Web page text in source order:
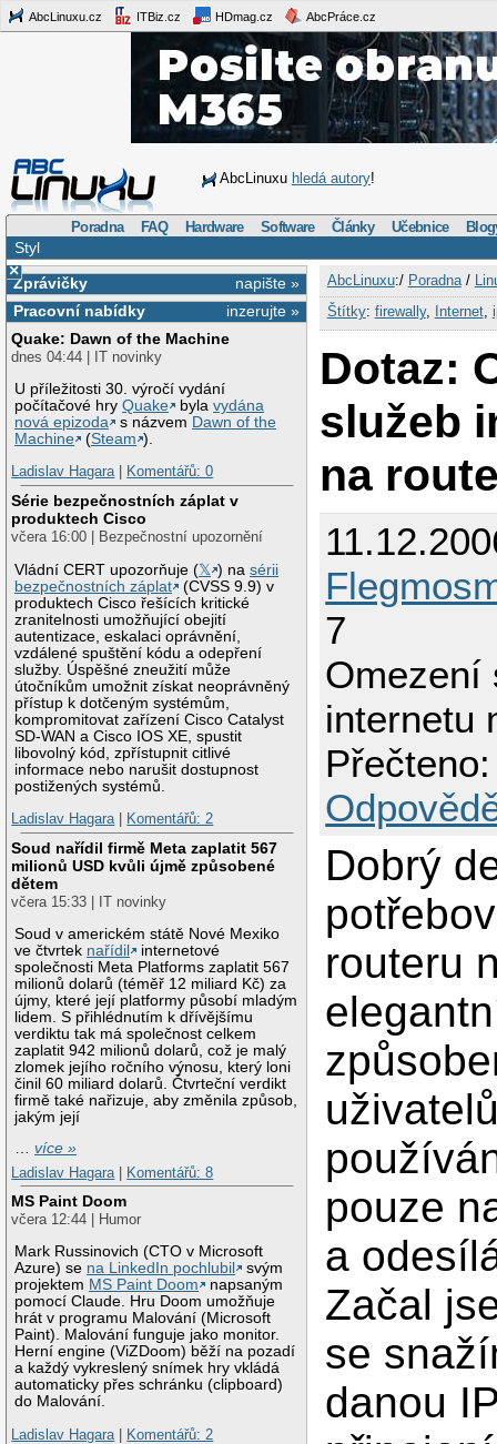
AbcLinuxu.cz ITBiz.cz HDmag.cz AbcPráce.cz
AbcLinuxu hledá autory!
Poradna FAQ Hardware Software Články Učebnice
Styl
×
napište »
Zprávičky
inzerujte »
Pracovní nabídky
Quake: Dawn of the Machine
dnes 04:44 | IT novinky
U příležitosti 30. výročí vydání
počítačové hryQuake bylavydána
nová epizoda
s názvem Dawn of the
Machine
(Steam ).
Ladislav Hagara| Komentářů: 0
Série bezpečnostních záplat v
produktech Cisco
včera 16:00 | Bezpečnostní upozornění
Vládní CERT upozorňuje (𝕏 ) nasérii
bezpečnostních záplat
(CVSS 9.9) v
produktech Cisco řešících kritické
zranitelnosti umožňující obejití
autentizace, eskalaci oprávnění,
vzdálené spuštění kódu a odepření
služby. Úspěšné zneužití může
útočníkům umožnit získat neoprávněný
přístup k dotčeným systémům,
kompromitovat zařízení Cisco Catalyst
SD-WAN a Cisco IOS XE, spustit
libovolný kód, zpřístupnit citlivé
informace nebo narušit dostupnost
postižených systémů.
Ladislav Hagara| Komentářů: 2
Soud nařídil firmě Meta zaplatit 567
milionů USD kvůli újmě způsobené
dětem
včera 15:33 | IT novinky
Soud v americkém státě Nové Mexiko
ve čtvrtek nařídil
internetové
společnosti Meta Platforms zaplatit 567
milionů dolarů (téměř 12 miliard Kč) za
újmy, které její platformy působí mladým
lidem. S přihlédnutím k dřívějšímu
verdiktu tak má společnost celkem
zaplatit 942 milionů dolarů, což je malý
zlomek jejího ročního výnosu, který loni
činil 60 miliard dolarů. Čtvrteční verdikt
firmě také nařizuje, aby změnila způsob,
jakým její
…více »
Ladislav Hagara
Komentářů: 8
MS Paint Doom
včera 12:44 | Humor
Mark Russinovich (CTO v Microsoft
Azure) se na LinkedIn pochlubil
svým
projektem MS Paint Doom
napsaným
pomocí Claude. Hru Doom umožňuje
hrát v programu Malování (Microsoft
Paint). Malování funguje jako monitor.
Herní engine (ViZDoom) běží na pozadí
a každý vykreslený snímek hry vkládá
automaticky přes schránku (clipboard)
do Malování.
Ladislav Hagara
Komentářů: 2
AbcLinuxu:/ Poradna/
Štítky: firewally, Internet,
Dotaz:
služeb
na
7
Omezení
internetu
Dobrý
routeru
pouze
a
Začal
se
danou